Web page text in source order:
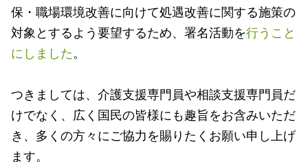
保・職場環境改善に向けて処遇改善に関する施策の
対象とするよう要望するため、署名活動を行うこと
にしました。
つきましては、介護支援専門員や相談支援専門員だ
けでなく、広く国民の皆様にも趣旨をお含みいただ
き、多くの方々にご協力を賜りたくお願い申し上げ
ます。